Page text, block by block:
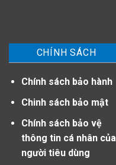
CHÍNH SÁCH
Chính sách bảo hành
Chinh sách bảo mật
Chính sách bảo vệ
thông tin cá nhân của
người tiêu dùng